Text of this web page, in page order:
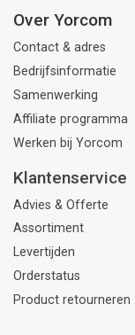
Over Yorcom
Contact & adres
Bedrijfsinformatie
Samenwerking
Affiliate programma
Werken bij Yorcom
Klantenservice
Advies & Offerte
Assortiment
Levertijden
Orderstatus
Product retourneren